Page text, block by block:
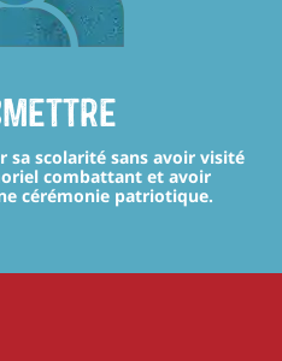
scolarité sans avoir visité
combattant et avoir
cérémonie patriotique.